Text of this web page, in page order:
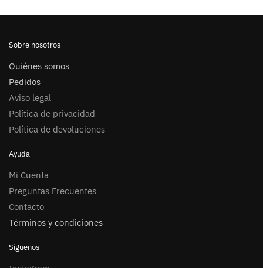
Sobre nosotros
Quiénes somos
Pedidos
Aviso legal
Política de privacidad
Política de devoluciones
Ayuda
Mi Cuenta
Preguntas Frecuentes
Contacto
Términos y condiciones
Síguenos